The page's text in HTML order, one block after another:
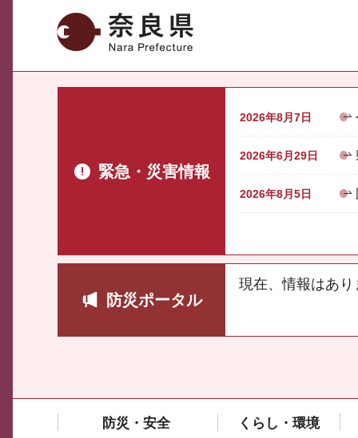
奈良県
緊急・災害情報
2026年8月7日
2026年6月29日
2026年8月5日
防災ポータル
現在、情報はあり
防災・安全 くらし・環境